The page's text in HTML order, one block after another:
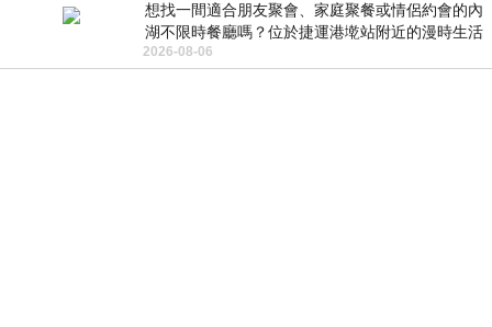
想找一間適合朋友聚會、家庭聚餐或情侶約會的內
湖不限時餐廳嗎？位於捷運港墘站附近的漫時生活
內湖店，從捷運站步行約4分鐘即可抵
2026-08-06